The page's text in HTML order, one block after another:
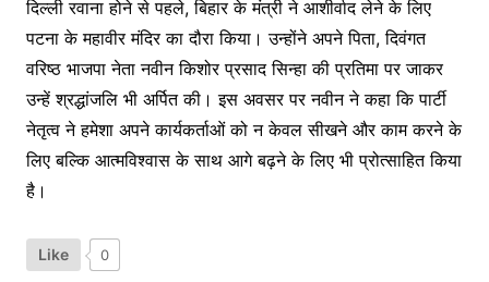
दिल्ली रवाना होने से पहले, बिहार के मंत्री ने आशीर्वाद लेने के लिए
पटना के महावीर मंदिर का दौरा किया। उन्होंने अपने पिता, दिवंगत
वरिष्ठ भाजपा नेता नवीन किशोर प्रसाद सिन्हा की प्रतिमा पर जाकर
उन्हें श्रद्धांजलि भी अर्पित की। इस अवसर पर नवीन ने कहा कि पार्टी
नेतृत्व ने हमेशा अपने कार्यकर्ताओं को न केवल सीखने और काम करने के
लिए बल्कि आत्मविश्वास के साथ आगे बढ़ने के लिए भी प्रोत्साहित किया
है।
Like 0